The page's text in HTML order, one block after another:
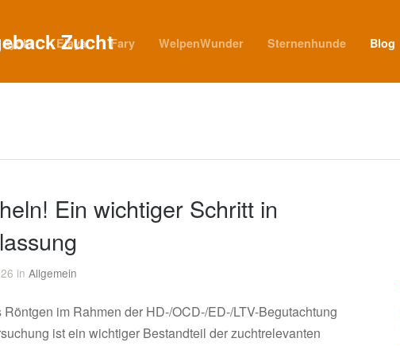
Ayoki Elaya Fary WelpenWunder Sternenhunde Blog
Ein wichtiger Schritt in
in Allgemein
im Rahmen der HD-/OCD-/ED-/LTV-Begutachtung
ist ein wichtiger Bestandteil der zuchtrelevanten